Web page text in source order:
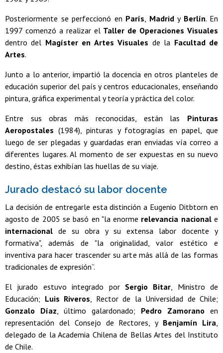
Posteriormente se perfeccionó en París, Madridy Berlín. En
1997 comenzó a realizar el Taller de Operaciones Visuales
dentro del Magíster en Artes Visuales de la Facultad de
Artes.
Junto a lo anterior, impartió la docencia en otros planteles de
educación superior del país y centros educacionales, enseñando
pintura, gráfica experimental y teoría y práctica del color.
Entre sus obras más reconocidas, están las Pinturas
Aeropostales (1984), pinturas y fotogragías en papel, que
luego de ser plegadas y guardadas eran enviadas vía correo a
diferentes lugares. Al momento de ser expuestas en su nuevo
destino, éstas exhibían las huellas de su viaje.
Jurado destacó su labor docente
La decisión de entregarle esta distinción a Eugenio Ditbtorn en
agosto de 2005 se basó en "la enorme relevancia nacionale
internacional de su obra y su extensa labor docente y
formativa", además de "la originalidad, valor estético e
inventiva para hacer trascender su arte más allá de las formas
tradicionales de expresión”.
El jurado estuvo integrado por Sergio Bitar, Ministro de
Educación; Luis Riveros, Rector de la Universidad de Chile;
Gonzalo Díaz, último galardonado; Pedro Zamorano en
representación del Consejo de Rectores, y Benjamín Lira,
delegado de la Academia Chilena de Bellas Artes del Instituto
de Chile.